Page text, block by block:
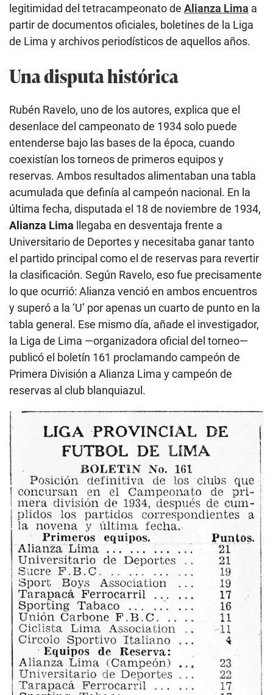
legitimidad del tetracampeonato de Alianza Lima a
partir de documentos oficiales, boletines de la Liga
de Lima y archivos periodísticos de aquellos años.
Una disputa histórica
Rubén Ravelo, uno de los autores, explica que el
desenlace del campeonato de 1934 solo puede
entenderse bajo las bases de la época, cuando
coexistían los torneos de primeros equipos y
reservas. Ambos resultados alimentaban una tabla
acumulada que definía al campeón nacional. En la
última fecha, disputada el 18 de noviembre de 1934,
Alianza Lima llegaba en desventaja frente a
Universitario de Deportes y necesitaba ganar tanto
el partido principal como el de reservas para revertir
la clasificación. Según Ravelo, eso fue precisamente
lo que ocurrió: Alianza venció en ambos encuentros
y superó a la ‘U’ por apenas un cuarto de punto en la
tabla general. Ese mismo día, añade el investigador,
la Liga de Lima —organizadora oficial del torneo—
publicó el boletín 161 proclamando campeón de
Primera División a Alianza Lima y campeón de
reservas al club blanquiazul.